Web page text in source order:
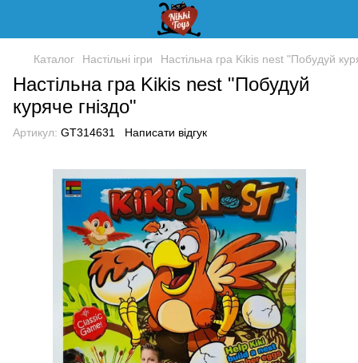
Каталог Настільні ігри Настільна гра Kikis nest "Побудуй
Настільна гра Kikis nest "Побудуй
куряче гніздо"
Артикул: GT314631 Написати відгук